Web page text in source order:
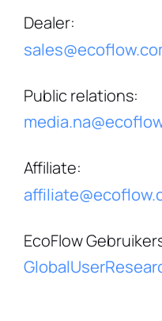
Dealer:
Public relations:
Affiliate:
EcoFlow